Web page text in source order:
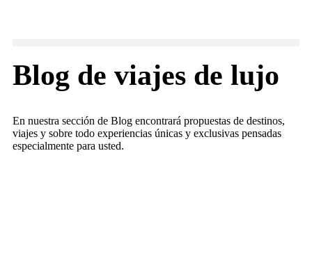
Blog de viajes de lujo
En nuestra sección de Blog encontrará propuestas de destinos,
viajes y sobre todo experiencias únicas y exclusivas pensadas
especialmente para usted.